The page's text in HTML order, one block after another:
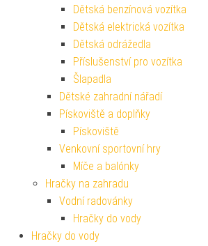
Dětská benzínová vozítka
Dětská elektrická vozítka
Dětská odrážedla
Příslušenství pro vozítka
Šlapadla
Dětské zahradní nářadí
Pískoviště a doplňky
Pískoviště
Venkovní sportovní hry
Míče a balónky
Hračky na zahradu
Vodní radovánky
Hračky do vody
Hračky do vody